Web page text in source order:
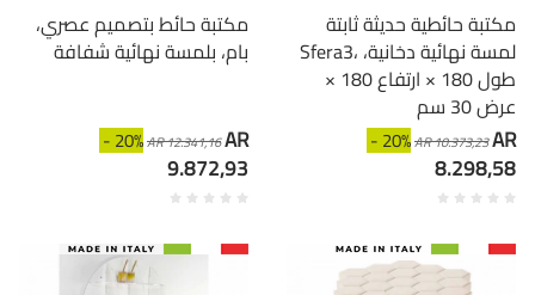
مكتبة حائط بتصميم عصري،
بام، بلمسة نهائية شفافة
- 20%AR 12.341,16AR
9.872,93
مكتبة حائطية حديثة ثابتة
Sfera3، لمسة نهائية دخانية،
طول 180 × ارتفاع 180 ×
عرض 30 سم
- 20%AR 10.373,23AR
8.298,58